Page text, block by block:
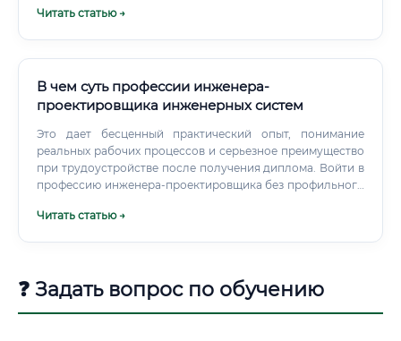
спецификаций для производства и авторский надзор
Читать статью →
В чем суть профессии инженера-
проектировщика инженерных систем
Это дает бесценный практический опыт, понимание
реальных рабочих процессов и серьезное преимущество
при трудоустройстве после получения диплома. Войти в
профессию инженера-проектировщика без профильного
Читать статью →
❓ Задать вопрос по обучению